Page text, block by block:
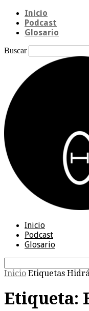
Inicio
Podcast
Glosario
Buscar
Inicio
Podcast
Glosario
Inicio Etiquetas
Etiqueta: